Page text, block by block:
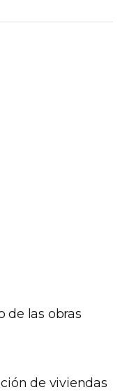
de las obras
Estado Ubicación
de viviendas